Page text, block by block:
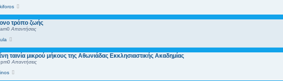
τρόπο ζωής
0 Απαντήσεις
ταινία μικρού μήκους της Αθωνιάδας Εκκλησιαστικής Ακαδημίας
0 Απαντήσεις